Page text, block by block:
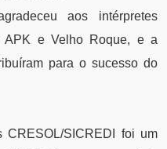
aos intérpretes
APK e Velho Roque, e a
para o sucesso do
CRESOL/SICREDI foi um